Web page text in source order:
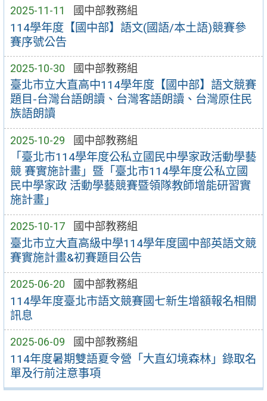
2025-11-11 國中部教務組
114學年度【國中部】語文(國語/本土語)競賽參
賽序號公告
2025-10-30 國中部教務組
臺北市立大直高中114學年度【國中部】語文競賽
題目-台灣台語朗讀、台灣客語朗讀、台灣原住民
族語朗讀
2025-10-29 國中部教務組
「臺北市114學年度公私立國民中學家政活動學藝
競 賽實施計畫」暨「臺北市114學年度公私立國
民中學家政 活動學藝競賽暨領隊教師增能研習實
施計畫」
2025-10-17 國中部教務組
臺北市立大直高級中學114學年度國中部英語文競
賽實施計畫&初賽題目公告
2025-06-20 國中部教務組
114學年度臺北市語文競賽國七新生增額報名相關
訊息
2025-06-09 國中部教務組
114年度暑期雙語夏令營「大直幻境森林」錄取名
單及行前注意事項